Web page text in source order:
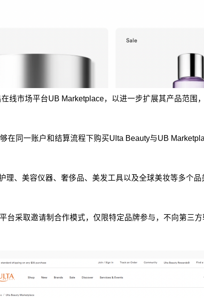
线市场平台UB Marketplace，以进一步扩展其产品范
在同一账户和结算流程下购买Ulta Beauty与UB
、美容仪器、奢侈品、美发工具以及全球美妆等多个
台采取邀请制合作模式，仅限特定品牌参与，不向第三